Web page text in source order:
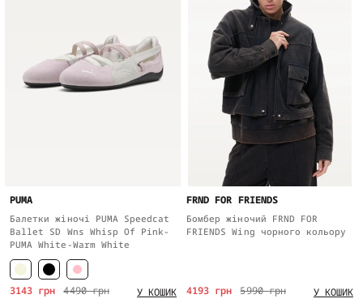
PUMA
Балетки жіночі PUMA Speedcat
Ballet SD Wns Whisp Of Pink-
PUMA White-Warm White
4490 грн
3143 грн У КОШИК
FRND FOR FRIENDS
Бомбер жіночий FRND FOR
FRIENDS Wing чорного кольору
5990 грн
4193 грн У КОШИК